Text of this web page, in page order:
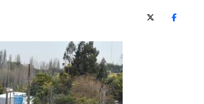
X (Twitter)Facebook